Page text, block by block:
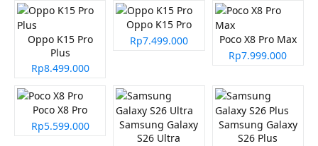
Oppo K15 Pro
Plus
Rp8.499.000
Oppo K15 Pro
Rp7.499.000
Poco X8 Pro Max
Rp7.999.000
Poco X8 Pro
Rp5.599.000
Samsung Galaxy
S26 Ultra
Samsung Galaxy
S26 Plus